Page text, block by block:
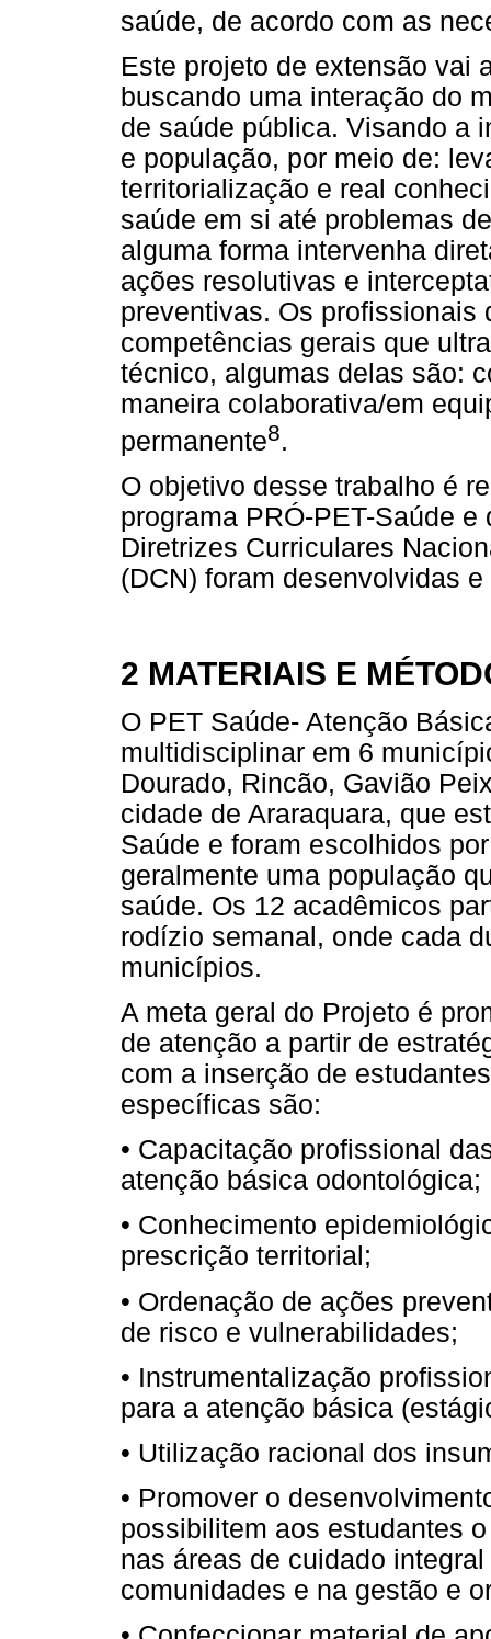
saúde, de acordo com as
Este projeto de extensão vai
buscando uma interação do
de saúde pública. Visando a
e população, por meio de:
territorialização e real
saúde em si até problemas
alguma forma intervenha
ações resolutivas e
preventivas. Os profissionais
competências gerais que
técnico, algumas delas são:
maneira colaborativa/em
permanente8.
O objetivo desse trabalho é
programa PRÓ-PET-Saúde
Diretrizes Curriculares
(DCN) foram desenvolvidas
2 MATERIAIS E
O PET Saúde- Atenção
multidisciplinar em 6
Dourado, Rincão, Gavião
cidade de Araraquara, que
Saúde e foram escolhidos
geralmente uma população
saúde. Os 12 acadêmicos
rodízio semanal, onde cada
municípios.
A meta geral do Projeto é
de atenção a partir de
com a inserção de
específicas são:
• Capacitação profissional
atenção básica odontológica;
• Conhecimento
prescrição territorial;
• Ordenação de ações
de risco e vulnerabilidades;
• Instrumentalização
para a atenção básica
• Utilização racional dos
• Promover o
possibilitem aos estudantes
nas áreas de cuidado
comunidades e na gestão e